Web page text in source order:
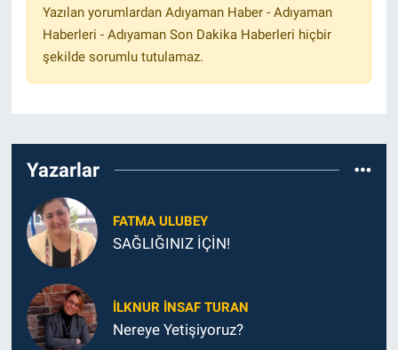
Yazılan yorumlardan Adıyaman Haber - Adıyaman
Haberleri - Adıyaman Son Dakika Haberleri hiçbir
şekilde sorumlu tutulamaz.
Yazarlar
FATMA ULUBEY
SAĞLIĞINIZ İÇİN!
İLKNUR İNSAF TURAN
Nereye Yetişiyoruz?